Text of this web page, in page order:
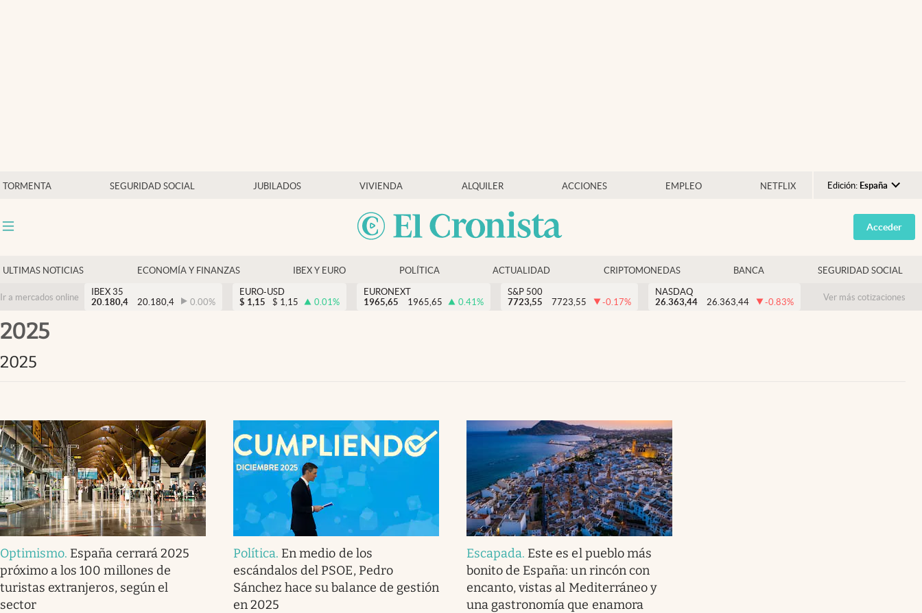
TORMENTA SEGURIDAD SOCIAL JUBILADOS VIVIENDA ALQUILER ACCIONES EMPLEO NETFLIX Edición: España
Argentina
España
USA
Colombia
Acceder
ULTIMAS NOTICIAS ECONOMÍA Y FINANZAS IBEX Y EURO POLÍTICA ACTUALIDAD CRIPTOMONEDAS BANCA SEGURIDAD SOCIAL
Ir a mercados online
IBEX 35
20.180,4
20.180,4 0.00%
EURO-USD
$ 1,15 $ 1,15 0.01%
EURONEXT
1965,65
1965,65 0.41%
S&P 500
7723,55
7723,55 -0.17%
NASDAQ
26.363,44
26.363,44 -0.83% Ver más cotizaciones
2025
2025
Optimismo. España cerrará 2025
próximo a los 100 millones de
turistas extranjeros, según el
sector
Política. En medio de los
escándalos del PSOE, Pedro
Sánchez hace su balance de gestión
en 2025
Escapada. Este es el pueblo más
bonito de España: un rincón con
encanto, vistas al Mediterráneo y
una gastronomía que enamora